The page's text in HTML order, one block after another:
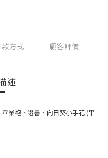
方式 顧客評價
述
業袍、證書、向日葵小手花 (畢